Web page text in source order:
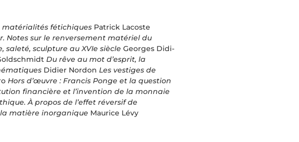
matérialités fétichiques Patrick Lacoste
Notes sur le renversement matériel du
saleté, sculpture au XVIe siècle Georges Didi-
Du rêve au mot d’esprit, la
Didier Nordon Les vestiges de
Hors d’œuvre : Francis Ponge et la question
financière et l’invention de la monnaie
À propos de l’effet réversif de
matière inorganique Maurice Lévy